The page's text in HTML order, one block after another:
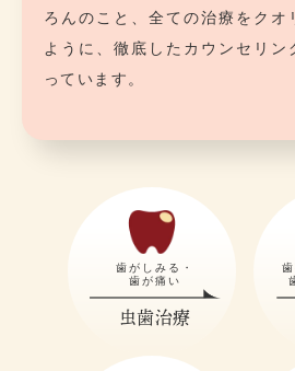
ろんのこと、全ての治療をクオ
ように、徹底したカウンセリン
っています。
歯がしみる・
歯が痛い
虫歯治療